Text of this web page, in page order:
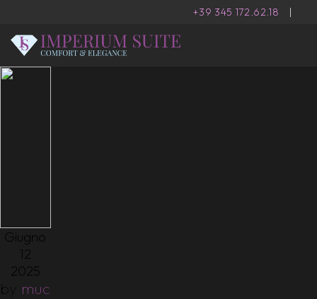
+39 345 172.62.18 |
Giugno
12
2025
by muc